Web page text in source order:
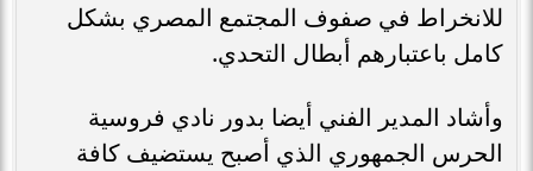
للانخراط في صفوف المجتمع المصري بشكل
كامل باعتبارهم أبطال التحدي.
وأشاد المدير الفني أيضا بدور نادي فروسية
الحرس الجمهوري الذي أصبح يستضيف كافة